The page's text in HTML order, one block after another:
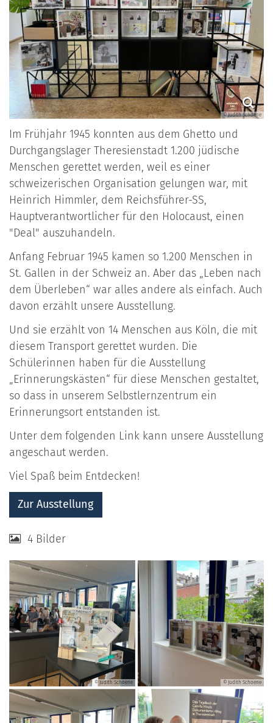
© Judith Schoene
Im Frühjahr 1945 konnten aus dem Ghetto und
Durchgangslager Theresienstadt 1.200 jüdische
Menschen gerettet werden, weil es einer
schweizerischen Organisation gelungen war, mit
Heinrich Himmler, dem Reichsführer-SS,
Hauptverantwortlicher für den Holocaust, einen
"Deal" auszuhandeln.
Anfang Februar 1945 kamen so 1.200 Menschen in
St. Gallen in der Schweiz an. Aber das „Leben nach
dem Überleben“ war alles andere als einfach. Auch
davon erzählt unsere Ausstellung.
Und sie erzählt von 14 Menschen aus Köln, die mit
diesem Transport gerettet wurden. Die
Schülerinnen haben für die Ausstellung
„Erinnerungskästen“ für diese Menschen gestaltet,
so dass in unserem Selbstlernzentrum ein
Erinnerungsort entstanden ist.
Unter dem folgenden Link kann unsere Ausstellung
angeschaut werden.
Viel Spaß beim Entdecken!
Zur Ausstellung
4 Bilder
© Judith Schoene © Judith Schoene